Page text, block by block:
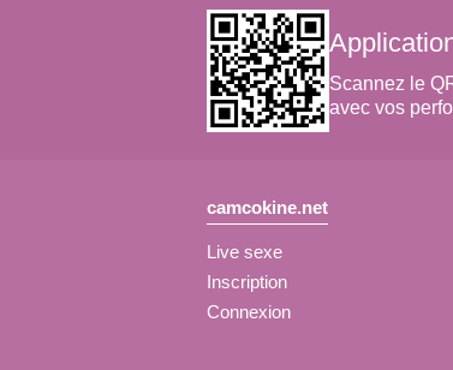
Scannez le
avec vos
camcokine.net
Live sexe
Inscription
Connexion